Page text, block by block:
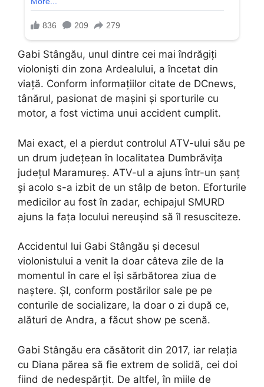
Gabi Stângău, unul dintre cei mai îndrăgiți
violoniști din zona Ardealului, a încetat din
viață. Conform informațiilor citate de DCnews,
tânărul, pasionat de mașini și sporturile cu
motor, a fost victima unui accident cumplit.
Mai exact, el a pierdut controlul ATV-ului său pe
un drum județean în localitatea Dumbrăvița
județul Maramureș. ATV-ul a ajuns într-un șanț
și acolo s-a izbit de un stâlp de beton. Eforturile
medicilor au fost în zadar, echipajul SMURD
ajuns la fața locului nereușind să îl resusciteze.
Accidentul lui Gabi Stângău și decesul
violonistului a venit la doar câteva zile de la
momentul în care el își sărbătorea ziua de
naștere. ȘI, conform postărilor sale pe pe
conturile de socializare, la doar o zi după ce,
alături de Andra, a făcut show pe scenă.
Gabi Stângău era căsătorit din 2017, iar relația
cu Diana părea să fie extrem de solidă, cei doi
fiind de nedespărțit. De altfel, în miile de